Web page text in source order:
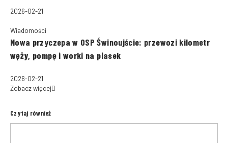
2026-02-21
Wiadomości
Nowa przyczepa w OSP Świnoujście: przewozi kilometr
węży, pompę i worki na piasek
2026-02-21
Zobacz więcej
Czytaj również